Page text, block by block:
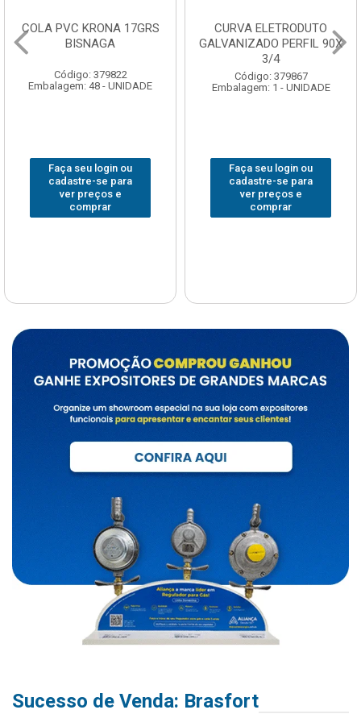
COLA PVC KRONA 17GRS
BISNAGA
Código: 379822
Embalagem: 48 - UNIDADE
Faça seu login ou
cadastre-se para
ver preços e
comprar
CURVA ELETRODUTO
GALVANIZADO PERFIL 90X
3/4
Código: 379867
Embalagem: 1 - UNIDADE
Faça seu login ou
cadastre-se para
ver preços e
comprar
Sucesso de Venda: Brasfort